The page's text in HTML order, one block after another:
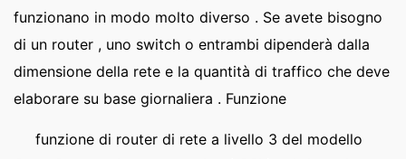
funzionano in modo molto diverso . Se avete bisogno
di un router , uno switch o entrambi dipenderà dalla
dimensione della rete e la quantità di traffico che deve
elaborare su base giornaliera . Funzione
funzione di router di rete a livello 3 del modello